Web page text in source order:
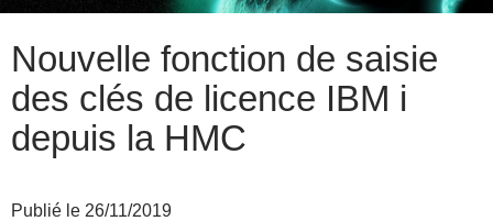
Nouvelle fonction de saisie
des clés de licence IBM i
depuis la HMC
Publié le 26/11/2019